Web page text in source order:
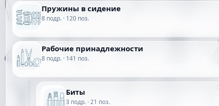
Пружины в сидение
8 подр. · 120 поз.
Рабочие принадлежности
8 подр. · 141 поз.
Биты
3 подр. · 21 поз.